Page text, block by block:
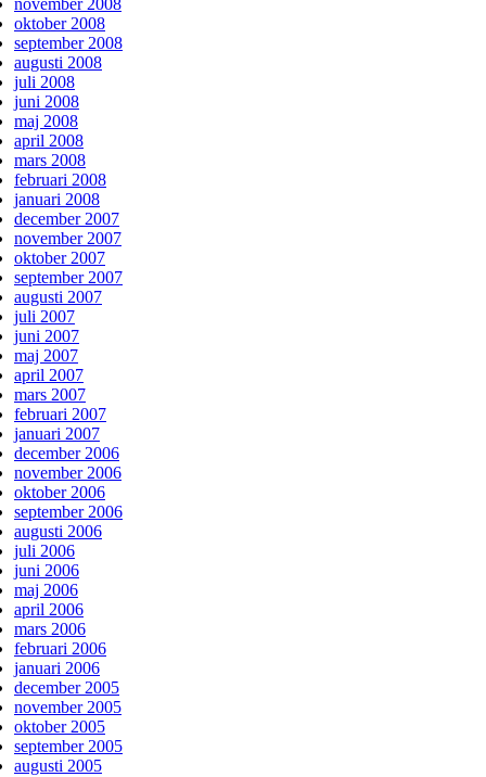
november 2008
oktober 2008
september 2008
augusti 2008
juli 2008
juni 2008
maj 2008
april 2008
mars 2008
februari 2008
januari 2008
december 2007
november 2007
oktober 2007
september 2007
augusti 2007
juli 2007
juni 2007
maj 2007
april 2007
mars 2007
februari 2007
januari 2007
december 2006
november 2006
oktober 2006
september 2006
augusti 2006
juli 2006
juni 2006
maj 2006
april 2006
mars 2006
februari 2006
januari 2006
december 2005
november 2005
oktober 2005
september 2005
augusti 2005